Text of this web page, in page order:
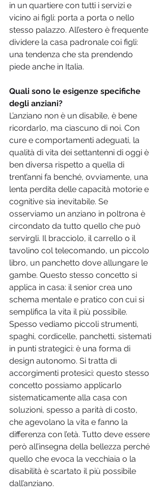
in un quartiere con tutti i servizi e
vicino ai figli: porta a porta o nello
stesso palazzo. All’estero è frequente
dividere la casa padronale coi figli:
una tendenza che sta prendendo
piede anche in Italia.
Quali sono le esigenze specifiche
degli anziani?
L’anziano non è un disabile, è bene
ricordarlo, ma ciascuno di noi. Con
cure e comportamenti adeguati, la
qualità di vita dei settantenni di oggi è
ben diversa rispetto a quella di
trent’anni fa benché, ovviamente, una
lenta perdita delle capacità motorie e
cognitive sia inevitabile. Se
osserviamo un anziano in poltrona è
circondato da tutto quello che può
servirgli. Il bracciolo, il carrello o il
tavolino col telecomando, un piccolo
libro, un panchetto dove allungare le
gambe. Questo stesso concetto si
applica in casa: il senior crea uno
schema mentale e pratico con cui si
semplifica la vita il più possibile.
Spesso vediamo piccoli strumenti,
spaghi, cordicelle, panchetti, sistemati
in punti strategici: è una forma di
design autonomo. Si tratta di
accorgimenti protesici: questo stesso
concetto possiamo applicarlo
sistematicamente alla casa con
soluzioni, spesso a parità di costo,
che agevolano la vita e fanno la
differenza con l’età. Tutto deve essere
però all’insegna della bellezza perché
quello che evoca la vecchiaia o la
disabilità è scartato il più possibile
dall’anziano.